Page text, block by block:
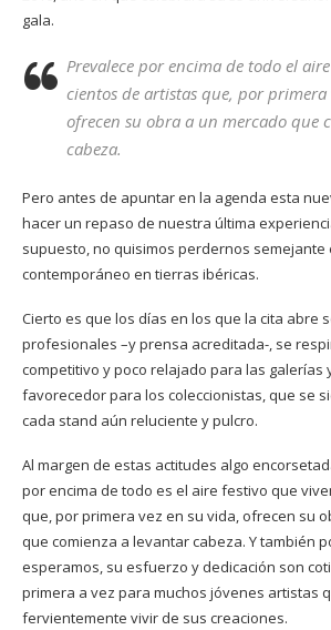
gala.
Prevalece por encima de todo el
cientos de artistas que, por primera
ofrecen su obra a un mercado que
cabeza.
Pero antes de apuntar en la agenda esta
hacer un repaso de nuestra última
supuesto, no quisimos perdernos semejante
contemporáneo en tierras ibéricas.
Cierto es que los días en los que la cita abre
profesionales –y prensa acreditada-, se
competitivo y poco relajado para las galerías
favorecedor para los coleccionistas, que se
cada stand aún reluciente y pulcro.
Al margen de estas actitudes algo
por encima de todo es el aire festivo que
que, por primera vez en su vida, ofrecen su
que comienza a levantar cabeza. Y también
esperamos, su esfuerzo y dedicación son
primera a vez para muchos jóvenes artistas
fervientemente vivir de sus creaciones.